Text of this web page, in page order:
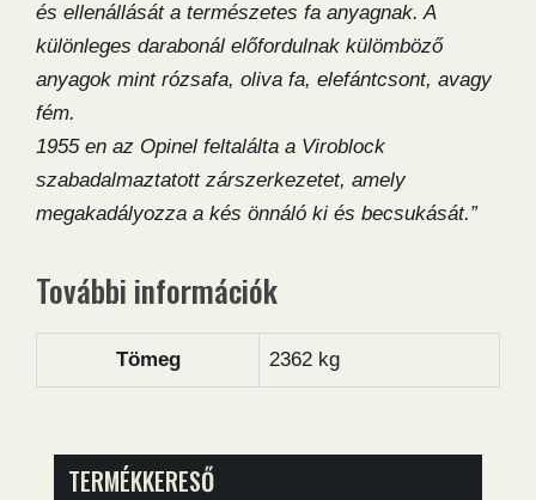
és ellenállását a természetes fa anyagnak. A
különleges darabonál előfordulnak külömböző
anyagok mint rózsafa, oliva fa, elefántcsont, avagy
fém.
1955 en az Opinel feltalálta a Viroblock
szabadalmaztatott zárszerkezetet, amely
megakadályozza a kés önnáló ki és becsukását.”
További információk
Tömeg 2362 kg
TERMÉKKERESŐ